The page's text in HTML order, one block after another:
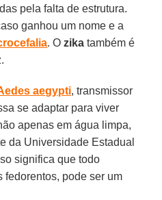
pela falta de estrutura.
ganhou um nome e a
. Ozika também é
aegypti, transmissor
se adaptar para viver
apenas em água limpa,
da Universidade Estadual
significa que todo
fedorentos, pode ser um